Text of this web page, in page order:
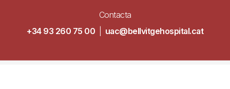
Contacta
+34 93 260 75 00
uac@bellvitgehospital.cat